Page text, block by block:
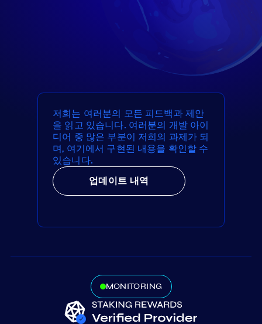
저희는 여러분의 모든 피드백과 제안
을 읽고 있습니다. 여러분의 개발 아이
디어 중 많은 부분이 저희의 과제가 되
며, 여기에서 구현된 내용을 확인할 수
있습니다.
업데이트 내역
MONITORING